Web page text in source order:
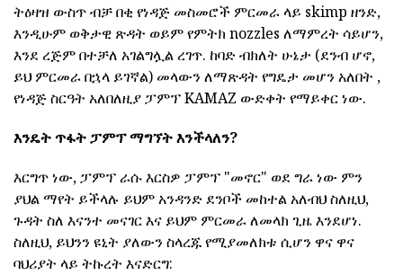
ትዕዛዝ ውስጥ ብቻ በቂ የነዳጅ መስመሮች ምርመራ ላይ skimp ዘንድ,
እንዲሁም ወቅታዊ ጽዳት ወይም የምትክ nozzles ለማምረት ሳይሆን,
እንደ ረጅም በተቻለ አገልግሏል ረገጥ. ከባድ ብክለት ሁኔታ (ደንብ ሆኖ,
ይህ ምርመራ በኋላ ይገኛል) መላውን ለማጽዳት የግዴታ መሆን አለበት ,
የነዳጅ ስርዓት አለበለዚያ ፓምፕ KAMAZ ውድቀት የማይቀር ነው.
እንዴት ጥፋት ፓምፕ ማግኘት እንችላለን?
እርግጥ ነው, ፓምፕ ራሱ እርስዎ ፓምፕ "መኖር" ወደ ግራ ነው ምን
ያህል ማየት ይችላሉ ይህም አንዳንድ ደንቦች መከተል አለብህ ስለዚህ,
ጉዳት ስለ እናንተ መናገር እና ይህም ምርመራ ለመላክ ጊዜ እንደሆነ.
ስለዚህ, ይህንን ዩኒት ያለውን ስላረጁ የሚያመለክቱ ሲሆን ዋና ዋና
ባህሪያት ላይ ትኩረት እናድርግ: